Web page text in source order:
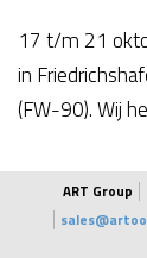
17 t/m 21
in
(FW-90). Wij
ART Group